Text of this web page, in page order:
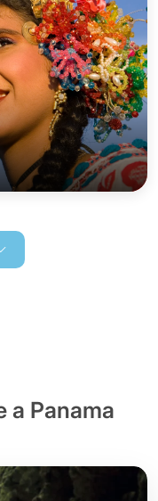
a Panama